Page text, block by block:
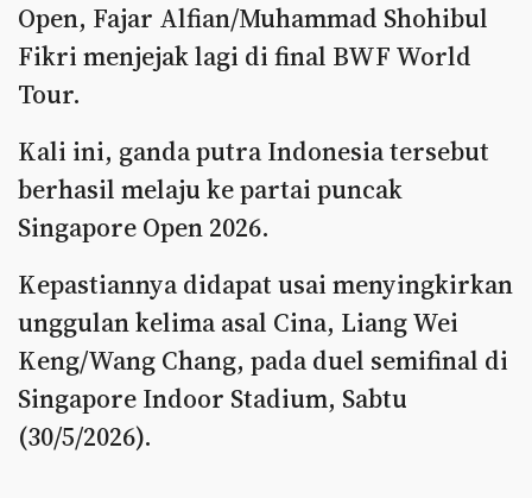
Open, Fajar Alfian/Muhammad Shohibul
Fikri menjejak lagi di final BWF World
Tour.
Kali ini, ganda putra Indonesia tersebut
berhasil melaju ke partai puncak
Singapore Open 2026.
Kepastiannya didapat usai menyingkirkan
unggulan kelima asal Cina, Liang Wei
Keng/Wang Chang, pada duel semifinal di
Singapore Indoor Stadium, Sabtu
(30/5/2026).